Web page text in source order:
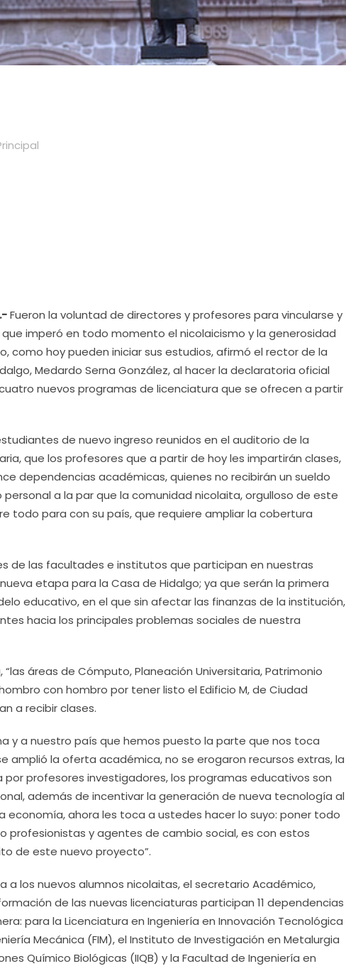
Fueron la voluntad de directores y profesores para vincularse y
imperó en todo momento el nicolaicismo y la generosidad
como hoy pueden iniciar sus estudios, afirmó el rector de la
Medardo Serna González, al hacer la declaratoria oficial
cuatro nuevos programas de licenciatura que se ofrecen a partir
de nuevo ingreso reunidos en el auditorio de la
que los profesores que a partir de hoy les impartirán clases,
dependencias académicas, quienes no recibirán un sueldo
a la par que la comunidad nicolaita, orgulloso de este
todo para con su país, que requiere ampliar la cobertura
de las facultades e institutos que participan en nuestras
etapa para la Casa de Hidalgo; ya que serán la primera
educativo, en el que sin afectar las finanzas de la institución,
hacia los principales problemas sociales de nuestra
áreas de Cómputo, Planeación Universitaria, Patrimonio
con hombro por tener listo el Edificio M, de Ciudad
a recibir clases.
y a nuestro país que hemos puesto la parte que nos toca
amplió la oferta académica, no se erogaron recursos extras, la
profesores investigadores, los programas educativos son
además de incentivar la generación de nueva tecnología al
economía, ahora les toca a ustedes hacer lo suyo: poner todo
profesionistas y agentes de cambio social, es con estos
de este nuevo proyecto”.
a los nuevos alumnos nicolaitas, el secretario Académico,
de las nuevas licenciaturas participan 11 dependencias
para la Licenciatura en Ingeniería en Innovación Tecnológica
Mecánica (FIM), el Instituto de Investigación en Metalurgia
Químico Biológicas (IIQB) y la Facultad de Ingeniería en